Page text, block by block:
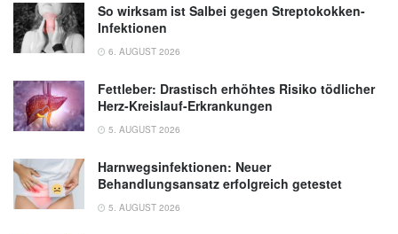
So wirksam ist Salbei gegen Streptokokken-
Infektionen
6. AUGUST 2026
Fettleber: Drastisch erhöhtes Risiko tödlicher
Herz-Kreislauf-Erkrankungen
5. AUGUST 2026
Harnwegsinfektionen: Neuer
Behandlungsansatz erfolgreich getestet
5. AUGUST 2026